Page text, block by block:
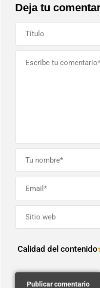
Deja tu
Calidad del contenido
1